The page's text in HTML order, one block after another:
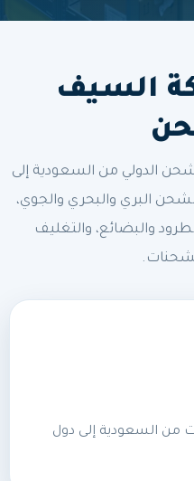
السيف
الدولي من السعودية إلى
البري والبحري والجوي،
والبضائع، والتغليف
من السعودية إلى دول